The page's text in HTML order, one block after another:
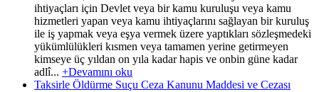
ihtiyaçları için Devlet veya bir kamu kuruluşu veya kamu
hizmetleri yapan veya kamu ihtiyaçlarını sağlayan bir kuruluş
ile iş yapmak veya eşya vermek üzere yaptıkları sözleşmedeki
yükümlülükleri kısmen veya tamamen yerine getirmeyen
kimseye üç yıldan on yıla kadar hapis ve onbin güne kadar
adlî... +Devamını oku
Taksirle Öldürme Suçu Ceza Kanunu Maddesi ve Cezası